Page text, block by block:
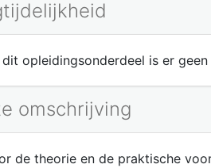
dit opleidingsonderdeel is er
omschrijving
de theorie en de praktische